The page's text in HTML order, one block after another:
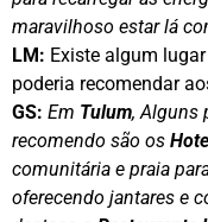
maravilhoso estar lá
LM: Existe algum
poderia recomendar
GS: Em Tulum, Alguns
recomendo são os
comunitária e praia
oferecendo jantares e